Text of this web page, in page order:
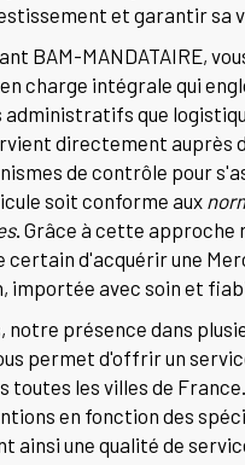
et garantir sa
BAM-MANDATAIRE,
charge intégrale qui
administratifs que
directement auprès
de contrôle pour
soit conforme aux
. Grâce à cette approche
certain d'acquérir une
importée avec soin et
notre présence dans
permet d'offrir un
toutes les villes de
en fonction des
ainsi une qualité de